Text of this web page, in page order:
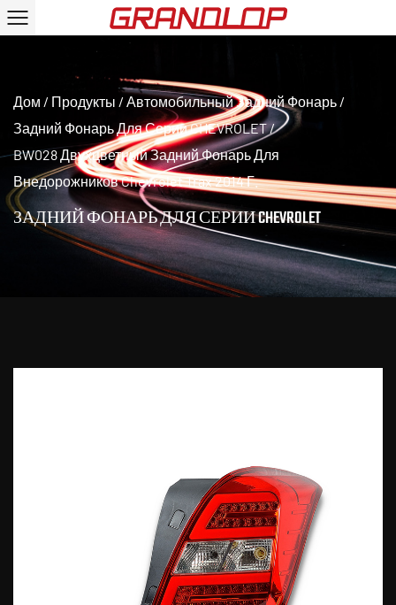
Дом / Продукты / Автомобильный Задний Фонарь /
Задний Фонарь Для Серии CHEVROLET/
BW028 Двухцветный Задний Фонарь Для
Внедорожников Chevrolet Trax 2014 Г.
ЗАДНИЙ ФОНАРЬ ДЛЯ СЕРИИ CHEVROLET